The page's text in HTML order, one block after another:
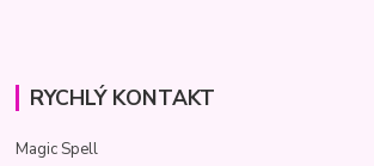
RYCHLÝ KONTAKT
Magic Spell